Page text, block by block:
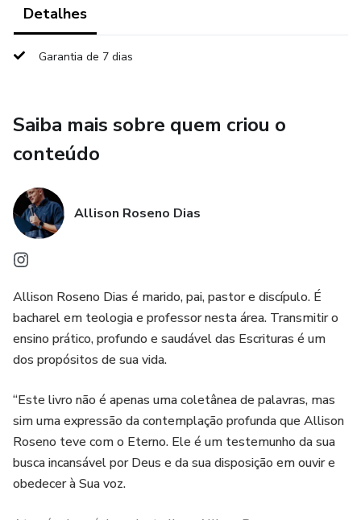
Detalhes
Garantia de 7 dias
Saiba mais sobre quem criou o
conteúdo
Allison Roseno Dias
Allison Roseno Dias é marido, pai, pastor e discípulo. É
bacharel em teologia e professor nesta área. Transmitir o
ensino prático, profundo e saudável das Escrituras é um
dos propósitos de sua vida.
“Este livro não é apenas uma coletânea de palavras, mas
sim uma expressão da contemplação profunda que Allison
Roseno teve com o Eterno. Ele é um testemunho da sua
busca incansável por Deus e da sua disposição em ouvir e
obedecer à Sua voz.